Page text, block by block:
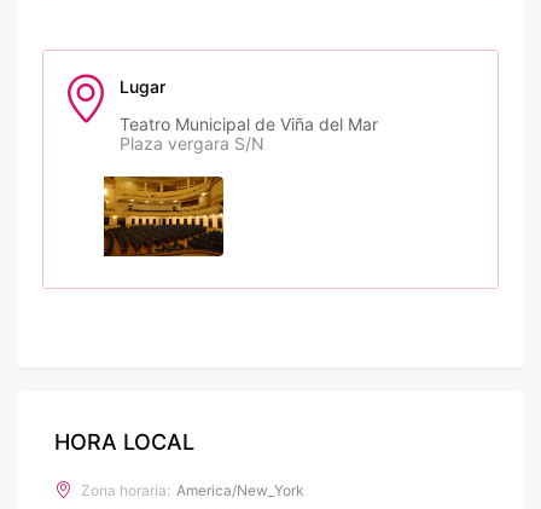
Lugar
Teatro Municipal de Viña del Mar
Plaza vergara S/N
HORA LOCAL
Zona horaria: America/New_York